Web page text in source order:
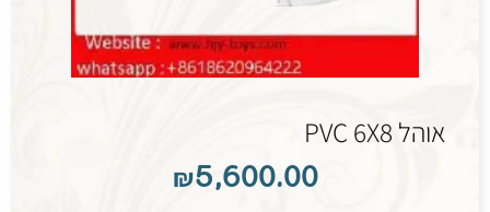
אוהל PVC 6X8
₪5,600.00